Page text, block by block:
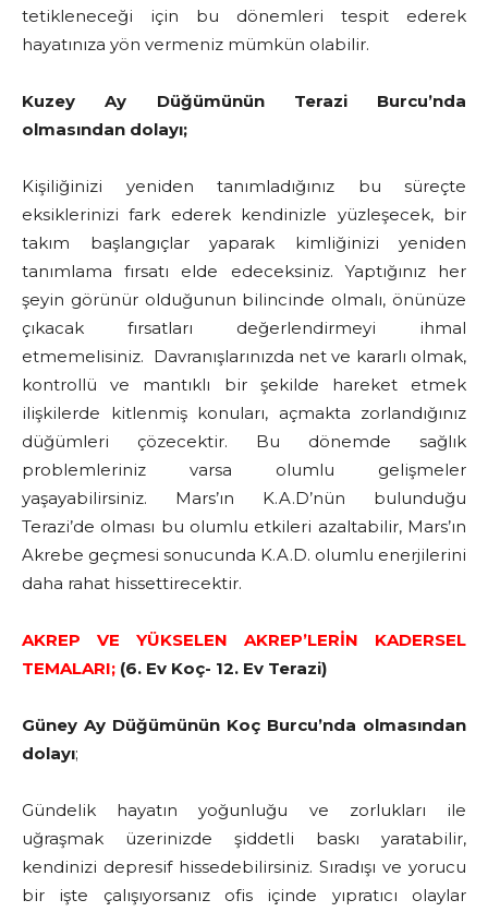
tetikleneceği için bu dönemleri tespit ederek
hayatınıza yön vermeniz mümkün olabilir.
Kuzey Ay Düğümünün Terazi Burcu’nda
olmasından dolayı;
Kişiliğinizi yeniden tanımladığınız bu süreçte
eksiklerinizi fark ederek kendinizle yüzleşecek, bir
takım başlangıçlar yaparak kimliğinizi yeniden
tanımlama fırsatı elde edeceksiniz. Yaptığınız her
şeyin görünür olduğunun bilincinde olmalı, önünüze
çıkacak fırsatları değerlendirmeyi ihmal
etmemelisiniz. Davranışlarınızda net ve kararlı olmak,
kontrollü ve mantıklı bir şekilde hareket etmek
ilişkilerde kitlenmiş konuları, açmakta zorlandığınız
düğümleri çözecektir. Bu dönemde sağlık
problemleriniz varsa olumlu gelişmeler
yaşayabilirsiniz. Mars’ın K.A.D’nün bulunduğu
Terazi’de olması bu olumlu etkileri azaltabilir, Mars’ın
Akrebe geçmesi sonucunda K.A.D. olumlu enerjilerini
daha rahat hissettirecektir.
AKREP VE YÜKSELEN AKREP’LERİN KADERSEL
TEMALARI; (6. Ev Koç- 12. Ev Terazi)
Güney Ay Düğümünün Koç Burcu’nda olmasından
dolayı;
Gündelik hayatın yoğunluğu ve zorlukları ile
uğraşmak üzerinizde şiddetli baskı yaratabilir,
kendinizi depresif hissedebilirsiniz. Sıradışı ve yorucu
bir işte çalışıyorsanız ofis içinde yıpratıcı olaylar